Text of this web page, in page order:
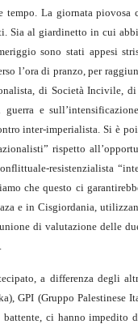
tempo. La giornata
Sia al giardinetto in cui
sono stati appesi
l’ora di pranzo, per
di Società Incivile,
guerra e
inter-imperialista. Si è
rispetto
resistenzialista
che questo ci
e in Cisgiordania,
di valutazione delle
a differenza degli
GPI (Gruppo Palestinese
ci hanno impedito